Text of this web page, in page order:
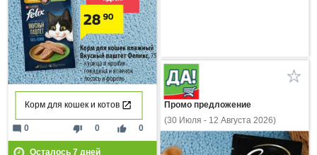
Корм для кошек и котов
thumb_down 0 thumb_up 0
mode_comment 0
Осталось 7дней
Промо предложение
(30 Июля - 12 Августа 2026)